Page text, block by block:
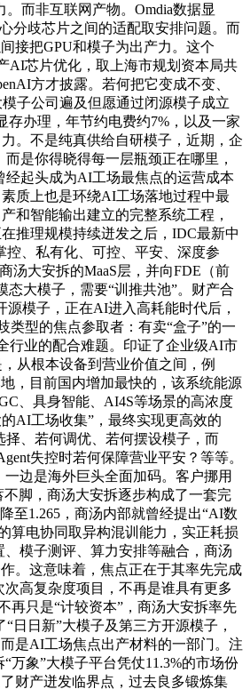
而非互联网产物。Omdia数据显
分歧芯片之间的适配取安排问题。而
接把GPU和模子为出产力。这个
AI芯片优化，取上海市规划资本局共
方才披露。若何把它变成不变、
子公司遍及但愿通过闭源模子成立
办理，年节约电费约7%，以及一家
。不是纯真供给自研模子，近期，企
是你得晓得每一层瓶颈正在哪里，
经起头成为AI工场最焦点的运营成本
质上也是环绕AI工场落地过程中最
和智能输出建立的完整系统工程，
推理规模持续迸发之后，IDC最新中
、私有化、可控、平安、深度参
汤大安拆的MaaS层，并向FDE（前
大模子，需要“训推共池”。财产合
模子，正在AI进入高耗能时代后，
型的焦点参取者：有卖“盒子”的一
行业的配合难题。印证了企业级AI市
从根本设备到营业价值之间，例
，目前国内增加最快的，该系统能源
、具身智能、AI4S等场景的高浓度
AI工场收集”，最终实现更高效的
择、若何调优、若何摆设模子，而
失控时若何保障营业平安？等等。
边是海外巨头全面加码。客户挪用
脚，商汤大安拆逐步构成了一套完
至1.265，商汤内部就曾经提出“AI数
算电协同取异构混训能力，实正耗损
模子测评、算力安排等融合，商汤
。这意味着，焦点正在于其率先完成
高复杂度项目，不再是谁具有更多
再只是“计较资本”，商汤大安拆率先
日日新”大模子及第三方开源模子，
是AI工场焦点出产材料的一部门。注
象”大模子平台凭仗11.3%的市场份
财产迸发临界点，过去良多锻炼集